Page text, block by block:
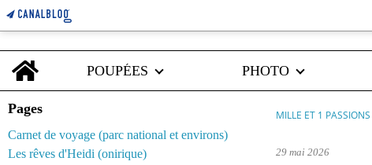
Home
POUPÉES
PHOTO
Pages
Carnet de voyage (parc national et environs)
Les rêves d'Heidi (onirique)
MILLE ET 1 PASSIONS
29 mai 2026